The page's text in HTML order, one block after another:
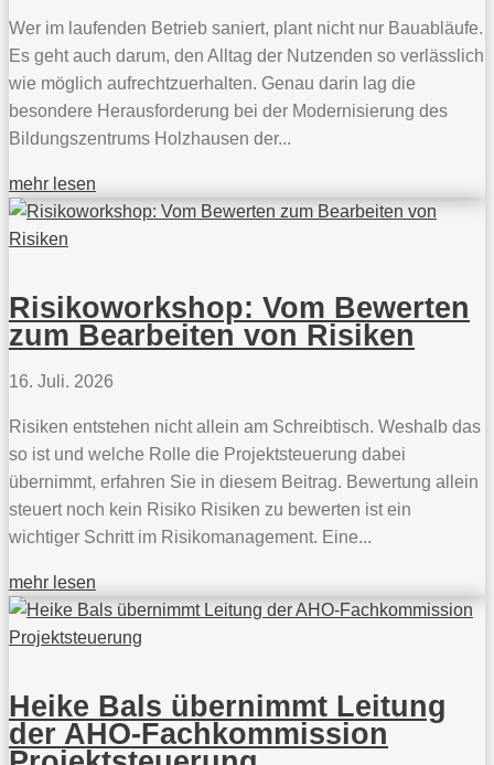
Wer im laufenden Betrieb saniert, plant nicht nur Bauabläufe.
Es geht auch darum, den Alltag der Nutzenden so verlässlich
wie möglich aufrechtzuerhalten. Genau darin lag die
besondere Herausforderung bei der Modernisierung des
Bildungszentrums Holzhausen der...
mehr lesen
Risikoworkshop: Vom Bewerten
zum Bearbeiten von Risiken
16. Juli. 2026
Risiken entstehen nicht allein am Schreibtisch. Weshalb das
so ist und welche Rolle die Projektsteuerung dabei
übernimmt, erfahren Sie in diesem Beitrag. Bewertung allein
steuert noch kein Risiko Risiken zu bewerten ist ein
wichtiger Schritt im Risikomanagement. Eine...
mehr lesen
Heike Bals übernimmt Leitung
der AHO-Fachkommission